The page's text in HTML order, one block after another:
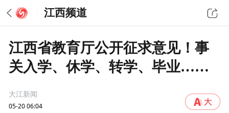
江西频道
江西省教育厅公开征求意见！事
关入学、休学、转学、毕业……
大江新闻
05-20 06:04